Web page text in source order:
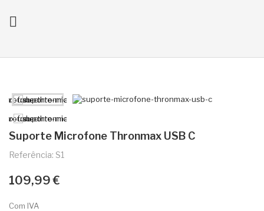

Suporte Microfone Thronmax USB C
Referência: S1
109,99 €
Com IVA